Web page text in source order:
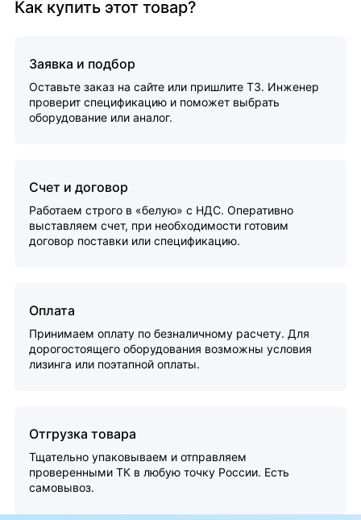
Как купить этот товар?
Заявка и подбор
Оставьте заказ на сайте или пришлите ТЗ. Инженер
проверит спецификацию и поможет выбрать
оборудование или аналог.
Счет и договор
Работаем строго в «белую» с НДС. Оперативно
выставляем счет, при необходимости готовим
договор поставки или спецификацию.
Оплата
Принимаем оплату по безналичному расчету. Для
дорогостоящего оборудования возможны условия
лизинга или поэтапной оплаты.
Отгрузка товара
Тщательно упаковываем и отправляем
проверенными ТК в любую точку России. Есть
самовывоз.